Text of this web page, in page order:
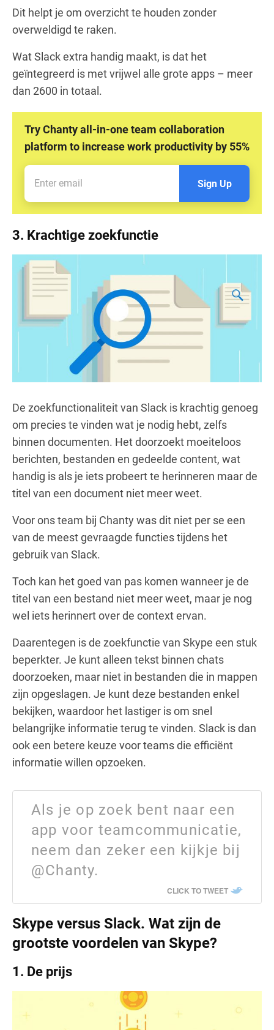
Dit helpt je om overzicht te houden zonder
overweldigd te raken.
Wat Slack extra handig maakt, is dat het
geïntegreerd is met vrijwel alle grote apps – meer
dan 2600 in totaal.
Try Chanty all-in-one team collaboration
platform to increase work productivity by 55%
Sign Up
3. Krachtige zoekfunctie
De zoekfunctionaliteit van Slack is krachtig genoeg
om precies te vinden wat je nodig hebt, zelfs
binnen documenten. Het doorzoekt moeiteloos
berichten, bestanden en gedeelde content, wat
handig is als je iets probeert te herinneren maar de
titel van een document niet meer weet.
Voor ons team bij Chanty was dit niet per se een
van de meest gevraagde functies tijdens het
gebruik van Slack.
Toch kan het goed van pas komen wanneer je de
titel van een bestand niet meer weet, maar je nog
wel iets herinnert over de context ervan.
Daarentegen is de zoekfunctie van Skype een stuk
beperkter. Je kunt alleen tekst binnen chats
doorzoeken, maar niet in bestanden die in mappen
zijn opgeslagen. Je kunt deze bestanden enkel
bekijken, waardoor het lastiger is om snel
belangrijke informatie terug te vinden. Slack is dan
ook een betere keuze voor teams die efficiënt
informatie willen opzoeken.
Als je op zoek bent naar een
app voor teamcommunicatie,
neem dan zeker een kijkje bij
@Chanty.
CLICK TO TWEET
Skype versus Slack. Wat zijn de
grootste voordelen van Skype?
1. De prijs